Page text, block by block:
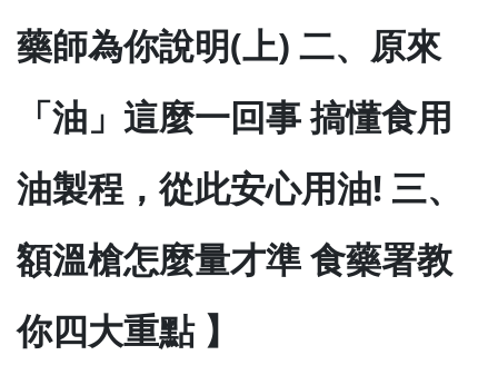
藥師為你說明(上) 二、原來
「油」這麼一回事 搞懂食用
油製程，從此安心用油! 三、
額溫槍怎麼量才準 食藥署教
你四大重點 】